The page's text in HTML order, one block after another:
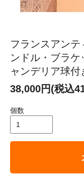
フランスアン
ンドル・ブラ
ャンデリア球付
38,000円(税込
個数